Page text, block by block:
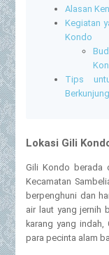
Alasan
Kegiatan
Kondo
Tips
Berkunjung
Lokasi Gili
Gili Kondo berada
Kecamatan
berpenghuni dan
air laut yang jernih
karang yang
para pecinta alam